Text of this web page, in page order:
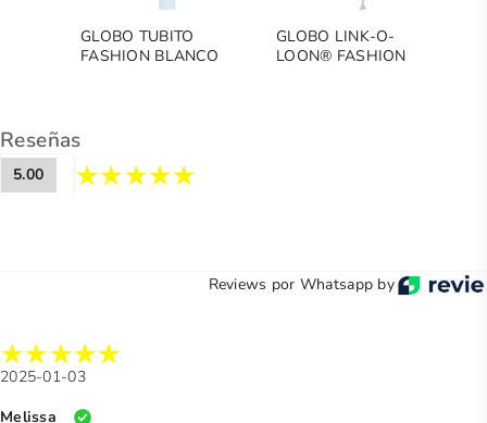
GLOBO TUBITO
FASHION BLANCO
GLOBO LINK-O-
LOON® FASHION
Reseñas
5.00
Reviews por Whatsapp by
2025-01-03
Melissa